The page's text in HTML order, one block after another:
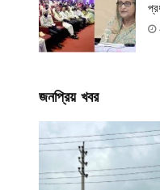
জনপ্রিয় খবর